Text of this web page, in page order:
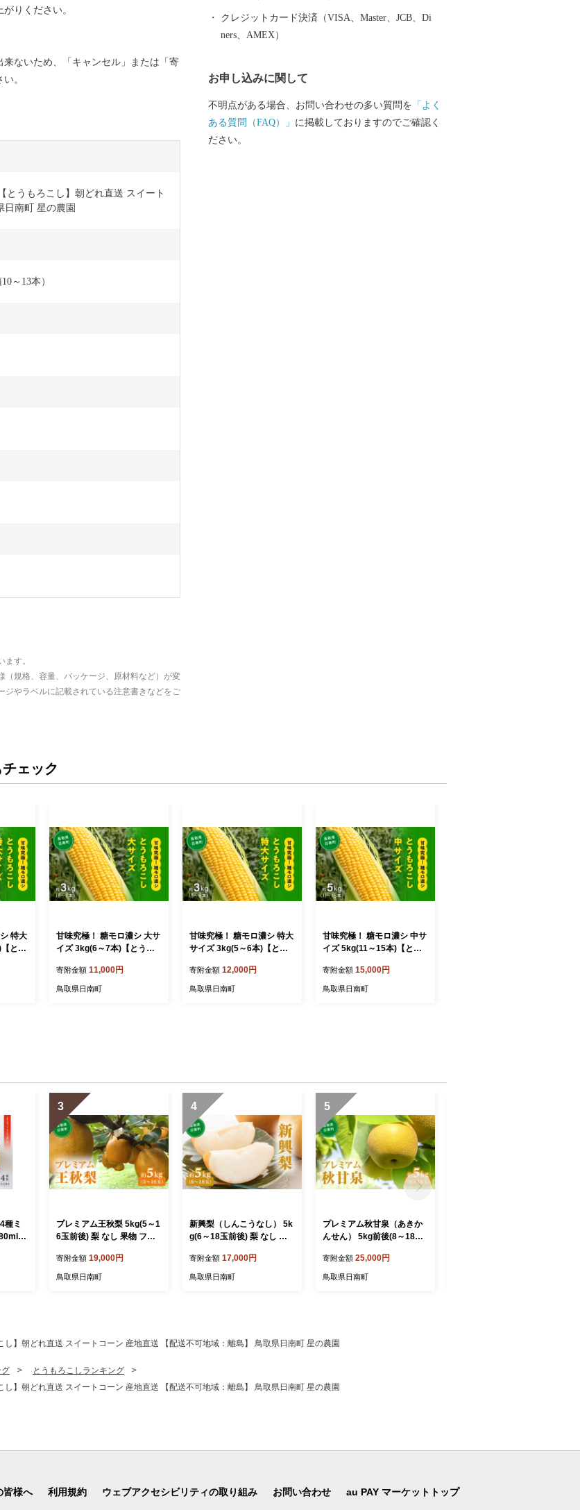
りください。
ないため、「キャンセル」または「寄
。
とうもろこし】朝どれ直送 スイート
日南町 星の農園
～13本）
す。
規格、容量、パッケージ、原材料など）が変
やラベルに記載されている注意書きなどをご
クレジットカード決済（VISA、Master、JCB、Di
ners、AMEX）
お申し込みに関して
不明点がある場合、お問い合わせの多い質問を 「よく
ある質問（FAQ）」 に掲載しておりますのでご確認く
ださい。
ェック
特大
とう
配送
県日
甘味究極！ 糖モロ濃シ 大サ
イズ 3kg(6～7本)【とうも
トコーン 産地直送 【配送不
可地域：離島】 鳥取県日南
寄附金額 11,000円
鳥取県日南町
甘味究極！ 糖モロ濃シ 特大
サイズ 3kg(5～6本)【とう
ートコーン 産地直送 【配送
不可地域：離島】 鳥取県日
寄附金額 12,000円
鳥取県日南町
甘味究極！ 糖モロ濃シ 中サ
イズ 5kg(11～15本)【とう
ートコーン 産地直送 【配送
不可地域：離島】 鳥取県日
寄附金額 15,000円
鳥取県日南町
種ミ
ごジ
マ
3
プレミアム王秋梨 5kg(5～1
6玉前後) 梨 なし 果物 フル
寄附金額 19,000円
鳥取県日南町
4
新興梨（しんこうなし） 5k
g(6～18玉前後) 梨 なし 果
寄附金額 17,000円
鳥取県日南町
5
プレミアム秋甘泉（あきか
んせん） 5kg前後(8～18玉
間商店
寄附金額 25,000円
鳥取県日南町
】朝どれ直送 スイートコーン 産地直送 【配送不可地域：離島】 鳥取県日南町 星の農園
とうもろこしランキング
】朝どれ直送 スイートコーン 産地直送 【配送不可地域：離島】 鳥取県日南町 星の農園
皆様へ 利用規約 ウェブアクセシビリティの取り組み お問い合わせ au PAY マーケットトップ